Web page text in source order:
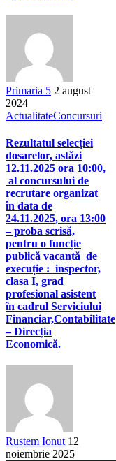
Primaria 5 2 august
2024
ActualitateConcursuri
Rezultatul selecției
dosarelor, astăzi
12.11.2025 ora 10:00,
al concursului de
recrutare organizat
în data de
24.11.2025, ora 13:00
– proba scrisă,
pentru o funcție
publică vacantă de
execuție : inspector,
clasa I, grad
profesional asistent
în cadrul Serviciului
Financiar,Contabilitate
– Direcția
Economică.
Rustem Ionut 12
noiembrie 2025